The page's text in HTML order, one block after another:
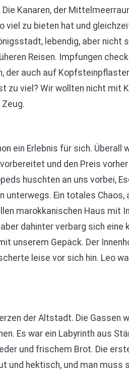
Kanaren, der
viel zu bieten hat und
lebendig, aber nicht
Reisen. Impfungen
der auch auf
zu viel? Wir wollten nicht mit
ein Erlebnis für sich. Überall
und den Preis
huschten an uns vorbei,
unterwegs. Ein totales
marokkanischen Haus mit
dahinter verbarg sich eine
unserem Gepäck. Der
leise vor sich hin. Leo
der Altstadt. Die Gassen
Es war ein Labyrinth aus
und frischem Brot. Die
und hektisch, und man muss